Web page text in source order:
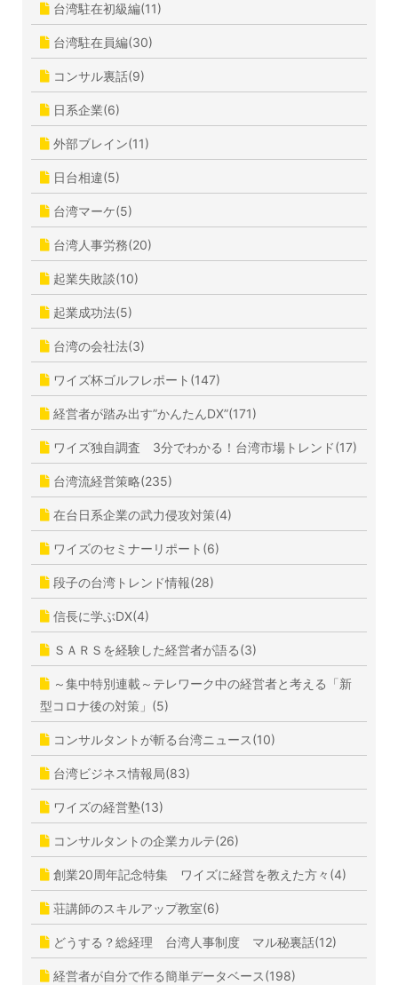
台湾駐在初級編(11)
台湾駐在員編(30)
コンサル裏話(9)
日系企業(6)
外部ブレイン(11)
日台相違(5)
台湾マーケ(5)
台湾人事労務(20)
起業失敗談(10)
起業成功法(5)
台湾の会社法(3)
ワイズ杯ゴルフレポート(147)
経営者が踏み出す”かんたんDX”(171)
ワイズ独自調査 3分でわかる！台湾市場トレンド(17)
台湾流経営策略(235)
在台日系企業の武力侵攻対策(4)
ワイズのセミナーリポート(6)
段子の台湾トレンド情報(28)
信長に学ぶDX(4)
ＳＡＲＳを経験した経営者が語る(3)
～集中特別連載～テレワーク中の経営者と考える「新
型コロナ後の対策」(5)
コンサルタントが斬る台湾ニュース(10)
台湾ビジネス情報局(83)
ワイズの経営塾(13)
コンサルタントの企業カルテ(26)
創業20周年記念特集 ワイズに経営を教えた方々(4)
荘講師のスキルアップ教室(6)
どうする？総経理 台湾人事制度 マル秘裏話(12)
経営者が自分で作る簡単データベース(198)